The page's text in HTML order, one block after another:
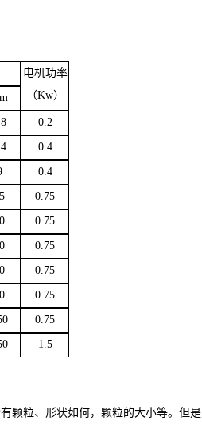
电机功率
（Kw）
0.2
0.4
0.4
0.75
0.75
0.75
0.75
0.75
0.75
1.5
颗粒、形状如何，颗粒的大小等。但